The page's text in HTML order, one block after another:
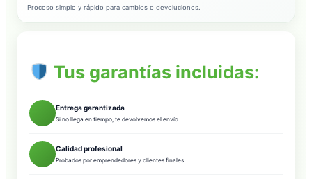
Proceso simple y rápido para cambios o devoluciones.
Tus garantías incluidas:
Entrega garantizada
Si no llega en tiempo, te devolvemos el envío
Calidad profesional
Probados por emprendedores y clientes finales